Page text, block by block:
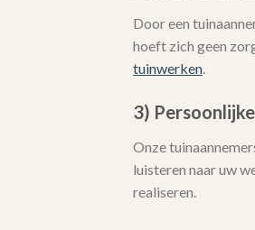
Door een
hoeft zich geen
tuinwerken
3)
Onze
luisteren naar uw
realiseren.